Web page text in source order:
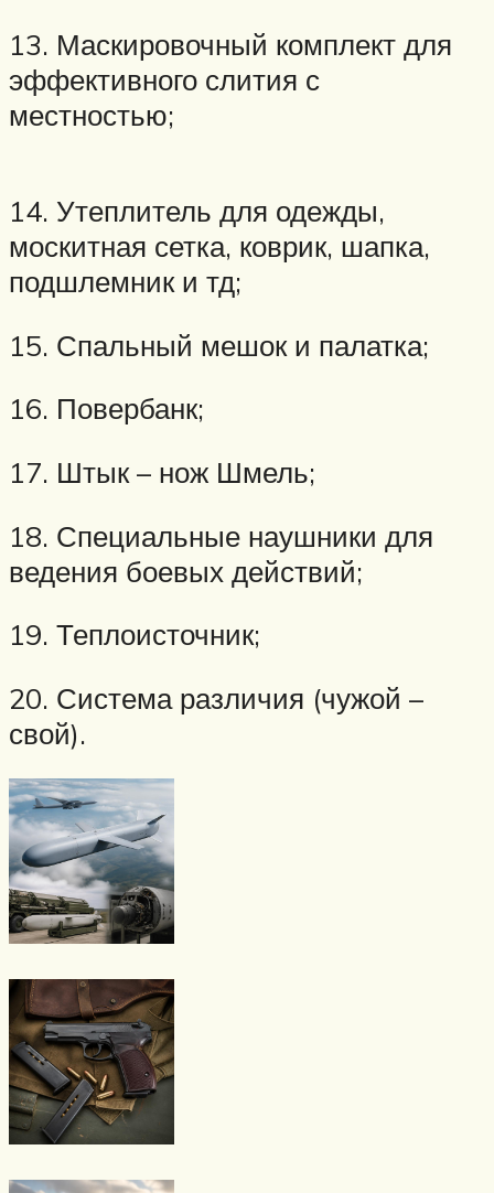
13. Маскировочный комплект для
эффективного слития с
местностью;
14. Утеплитель для одежды,
москитная сетка, коврик, шапка,
подшлемник и тд;
15. Спальный мешок и палатка;
16. Повербанк;
17. Штык – нож Шмель;
18. Специальные наушники для
ведения боевых действий;
19. Теплоисточник;
20. Система различия (чужой –
свой).